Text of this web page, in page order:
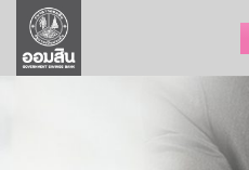
ลูกค้าธุรกิจ
ลูกค้าผู้ประกอบรายย่อย